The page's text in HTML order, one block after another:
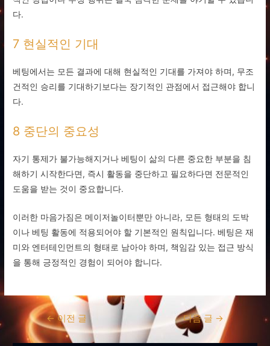
다.
7 현실적인 기대
베팅에서는 모든 결과에 대해 현실적인 기대를 가져야 하며, 무조
건적인 승리를 기대하기보다는 장기적인 관점에서 접근해야 합니
다.
8 중단의 중요성
자기 통제가 불가능해지거나 베팅이 삶의 다른 중요한 부분을 침
해하기 시작한다면, 즉시 활동을 중단하고 필요하다면 전문적인
도움을 받는 것이 중요합니다.
이러한 마음가짐은 메이저놀이터뿐만 아니라, 모든 형태의 도박
이나 베팅 활동에 적용되어야 할 기본적인 원칙입니다. 베팅은 재
미와 엔터테인먼트의 형태로 남아야 하며, 책임감 있는 접근 방식
을 통해 긍정적인 경험이 되어야 합니다.
글
탐
←이전 글 다음 글 →